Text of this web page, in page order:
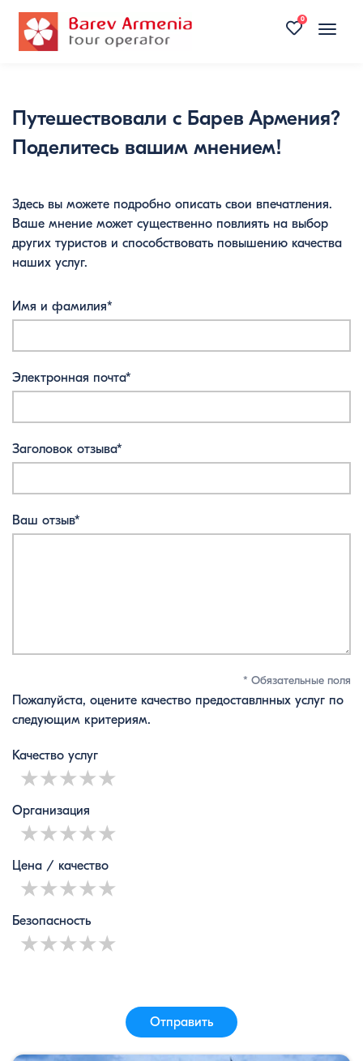
Toggle
0
Путешествовали с Барев Армения?
Поделитесь вашим мнением!
Здесь вы можете подробно описать свои впечатления.
Ваше мнение может существенно повлиять на выбор
других туристов и способствовать повышению качества
наших услуг.
Имя и фамилия*
Электронная почта*
Заголовок отзыва*
Ваш отзыв*
* Обязательные поля
Пожалуйста, оцените качество предоставлнных услуг по
следующим критериям.
Качество услуг
4 stars
3 stars
2 stars
1 star
Организация
4 stars
3 stars
2 stars
1 star
Цена / качество
4 stars
3 stars
2 stars
1 star
Безопасность
4 stars
3 stars
2 stars
1 star
Отправить